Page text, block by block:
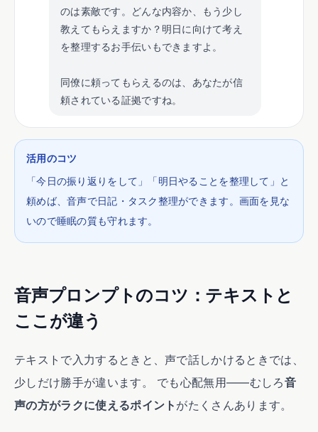
のは素敵です。どんな内容か、もう少し
教えてもらえますか？明日に向けて考え
を整理するお手伝いもできますよ。
同僚に頼ってもらえるのは、あなたが信
頼されている証拠ですね。
活用のコツ
「今日の振り返りをして」「明日やることを整理して」と
頼めば、音声で日記・タスク整理ができます。画面を見な
いので睡眠の質も守れます。
音声プロンプトのコツ：テキストと
ここが違う
テキストで入力するときと、声で話しかけるときでは、
少しだけ勝手が違います。 でも心配無用——むしろ音
声の方がラクに使えるポイント がたくさんあります。